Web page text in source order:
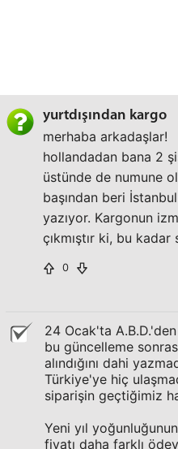
yurtdışından kargo
merhaba arkadaşlar!
hollandadan bana 2
üstünde de numune
başından beri
yazıyor. Kargonun
çıkmıştır ki, bu
0
24 Ocak'ta
bu güncelleme
alındığını dahi
Türkiye'ye hiç
siparişin geçtiğimiz
Yeni yıl
fiyatı daha farklı